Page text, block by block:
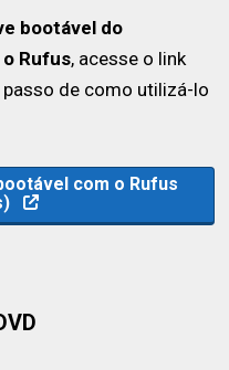
bootável do
Rufus, acesse o link
de como utilizá-lo
com o Rufus